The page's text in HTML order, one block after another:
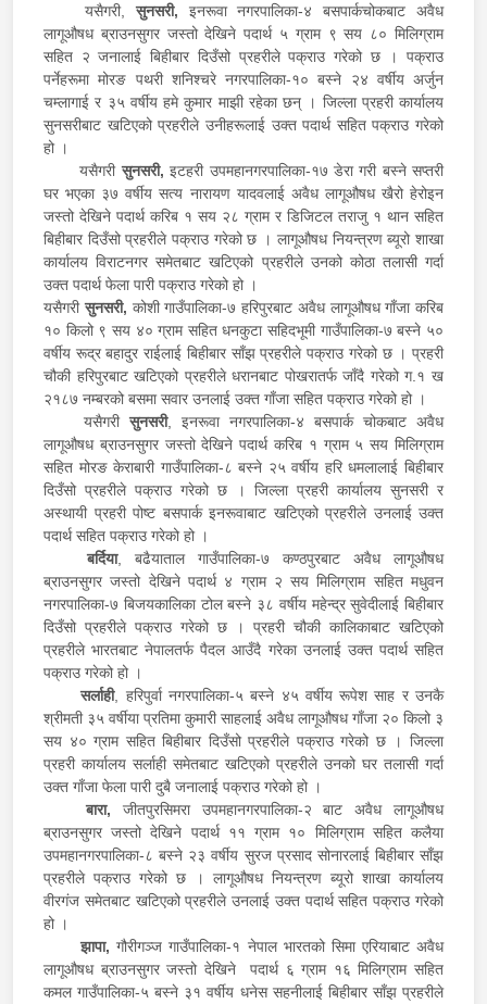
यसैगरी,सुनसरी, इनरूवा नगरपालिका-४ बसपार्कचोकबाट अवैध
लागूऔषध ब्राउनसुगर जस्तो देखिने पदार्थ ५ ग्राम ९ सय ८० मिलिग्राम
सहित २ जनालाई बिहीबार दिउँसो प्रहरीले पक्राउ गरेको छ । पक्राउ
पर्नेहरूमा मोरङ पथरी शनिश्चरे नगरपालिका-१० बस्ने २४ वर्षीय अर्जुन
चम्लागाई र ३५ वर्षीय हमे कुमार माझी रहेका छन् । जिल्ला प्रहरी कार्यालय
सुनसरीबाट खटिएको प्रहरीले उनीहरूलाई उक्त पदार्थ सहित पक्राउ गरेको
हो ।
यसैगरीसुनसरी, इटहरी उपमहानगरपालिका-१७ डेरा गरी बस्ने सप्तरी
घर भएका ३७ वर्षीय सत्य नारायण यादवलाई अवैध लागूऔषध खैरो हेरोइन
जस्तो देखिने पदार्थ करिब १ सय २८ ग्राम र डिजिटल तराजु १ थान सहित
बिहीबार दिउँसो प्रहरीले पक्राउ गरेको छ । लागूऔषध नियन्त्रण ब्यूरो शाखा
कार्यालय विराटनगर समेतबाट खटिएको प्रहरीले उनको कोठा तलासी गर्दा
उक्त पदार्थ फेला पारी पक्राउ गरेको हो ।
यसैगरीसुनसरी, कोशी गाउँपालिका-७ हरिपुरबाट अवैध लागूऔषध गाँजा करिब
१० किलो ९ सय ४० ग्राम सहित धनकुटा सहिदभूमी गाउँपालिका-७ बस्ने ५०
वर्षीय रूद्र बहादुर राईलाई बिहीबार साँझ प्रहरीले पक्राउ गरेको छ । प्रहरी
चौकी हरिपुरबाट खटिएको प्रहरीले धरानबाट पोखरातर्फ जाँदै गरेको ग.१ ख
२१८७ नम्बरको बसमा सवार उनलाई उक्त गाँजा सहित पक्राउ गरेको हो ।
यसैगरीसुनसरी, इनरूवा नगरपालिका-४ बसपार्क चोकबाट अवैध
लागूऔषध ब्राउनसुगर जस्तो देखिने पदार्थ करिब १ ग्राम ५ सय मिलिग्राम
सहित मोरङ केराबारी गाउँपालिका-८ बस्ने २५ वर्षीय हरि धमलालाई बिहीबार
दिउँसो प्रहरीले पक्राउ गरेको छ । जिल्ला प्रहरी कार्यालय सुनसरी र
अस्थायी प्रहरी पोष्ट बसपार्क इनरूवाबाट खटिएको प्रहरीले उनलाई उक्त
पदार्थ सहित पक्राउ गरेको हो ।
बर्दिया, बढैयाताल गाउँपालिका-७ कण्ठपुरबाट अवैध लागूऔषध
ब्राउनसुगर जस्तो देखिने पदार्थ ४ ग्राम २ सय मिलिग्राम सहित मधुवन
नगरपालिका-७ बिजयकालिका टोल बस्ने ३८ वर्षीय महेन्द्र सुवेदीलाई बिहीबार
दिउँसो प्रहरीले पक्राउ गरेको छ । प्रहरी चौकी कालिकाबाट खटिएको
प्रहरीले भारतबाट नेपालतर्फ पैदल आउँदै गरेका उनलाई उक्त पदार्थ सहित
पक्राउ गरेको हो ।
सर्लाही, हरिपुर्वा नगरपालिका-५ बस्ने ४५ वर्षीय रूपेश साह र उनकै
श्रीमती ३५ वर्षीया प्रतिमा कुमारी साहलाई अवैध लागूऔषध गाँजा २० किलो ३
सय ४० ग्राम सहित बिहीबार दिउँसो प्रहरीले पक्राउ गरेको छ । जिल्ला
प्रहरी कार्यालय सर्लाही समेतबाट खटिएको प्रहरीले उनको घर तलासी गर्दा
उक्त गाँजा फेला पारी दुबै जनालाई पक्राउ गरेको हो ।
बारा, जीतपुरसिमरा उपमहानगरपालिका-२ बाट अवैध लागूऔषध
ब्राउनसुगर जस्तो देखिने पदार्थ ११ ग्राम १० मिलिग्राम सहित कलैया
उपमहानगरपालिका-८ बस्ने २३ वर्षीय सुरज प्रसाद सोनारलाई बिहीबार साँझ
प्रहरीले पक्राउ गरेको छ । लागूऔषध नियन्त्रण ब्यूरो शाखा कार्यालय
वीरगंज समेतबाट खटिएको प्रहरीले उनलाई उक्त पदार्थ सहित पक्राउ गरेको
हो ।
झापा,गौरीगञ्ज गाउँपालिका-१ नेपाल भारतको सिमा एरियाबाट अवैध
लागूऔषध ब्राउनसुगर जस्तो देखिने पदार्थ ६ ग्राम १६ मिलिग्राम सहित
कमल गाउँपालिका-५ बस्ने ३१ वर्षीय धनेस सहनीलाई बिहीबार साँझ प्रहरीले